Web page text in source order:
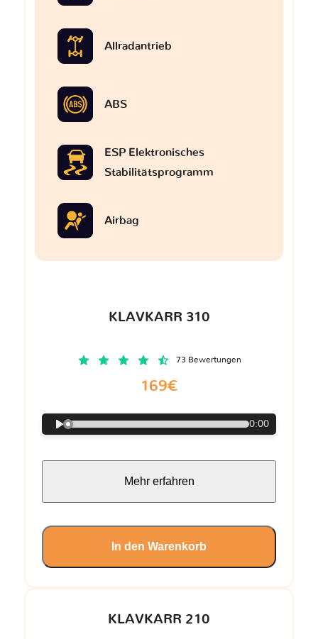
KLAVKARR 210
Allradantrieb
ABS
ESP Elektronisches
Stabilitätsprogramm
Airbag
KLAVKARR 310
73 Bewertungen
169€
0:00
Mehr erfahren
In den Warenkorb